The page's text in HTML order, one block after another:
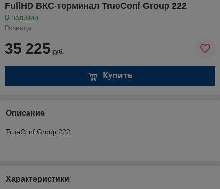
FullHD ВКС-терминал TrueConf Group 222
В наличии
Розница
35 225 руб.
Купить
Описание
TrueConf Group 222
Характеристики